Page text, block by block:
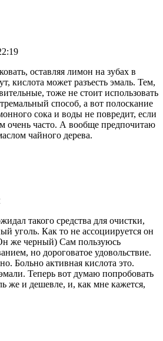
оставляя лимон на зубах в
кислота может разъесть эмаль. Тем,
тоже не стоит использовать
способ, а вот полоскание
сока и воды не повредит, если
очень часто. А вообще предпочитаю
чайного дерева.
такого средства для очистки,
уголь. Как то не ассоциируется он
же черный) Сам пользуюсь
но дороговатое удовольствие.
Больно активная кислота это.
Теперь вот думаю попробовать
же и дешевле, и, как мне кажется,